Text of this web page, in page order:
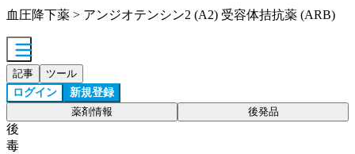
血圧降下薬 > アンジオテンシン2 (A2) 受容体拮抗薬 (ARB)
記事 ツール
ログイン 新規登録
薬剤情報 後発品
後
毒